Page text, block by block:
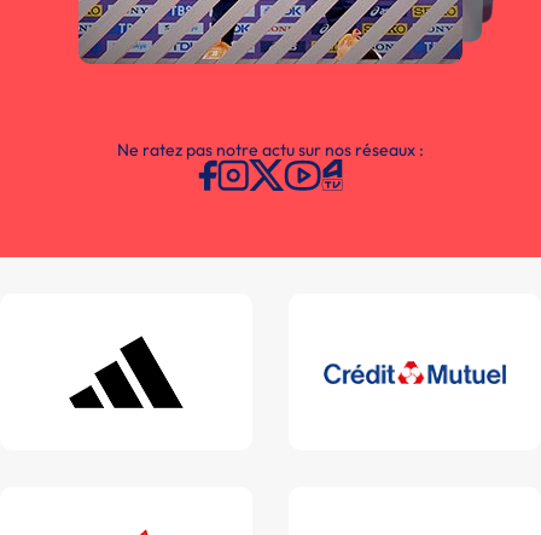
Ne ratez pas notre actu sur nos réseaux :